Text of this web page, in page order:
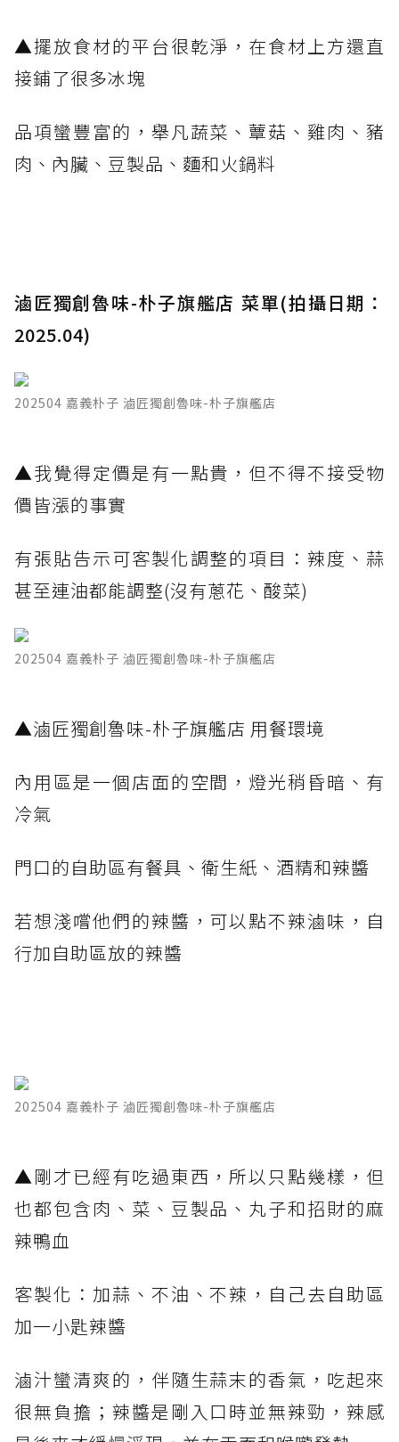
▲擺放食材的平台很乾淨，在食材上方還直
接鋪了很多冰塊
品項蠻豐富的，舉凡蔬菜、蕈菇、雞肉、豬
肉、內臟、豆製品、麵和火鍋料
滷匠獨創魯味-朴子旗艦店 菜單(拍攝日期：
2025.04)
202504 嘉義朴子 滷匠獨創魯味-朴子旗艦店
▲我覺得定價是有一點貴，但不得不接受物
價皆漲的事實
有張貼告示可客製化調整的項目：辣度、蒜
甚至連油都能調整(沒有蔥花、酸菜)
202504 嘉義朴子 滷匠獨創魯味-朴子旗艦店
▲滷匠獨創魯味-朴子旗艦店 用餐環境
內用區是一個店面的空間，燈光稍昏暗、有
冷氣
門口的自助區有餐具、衛生紙、酒精和辣醬
若想淺嚐他們的辣醬，可以點不辣滷味，自
行加自助區放的辣醬
202504 嘉義朴子 滷匠獨創魯味-朴子旗艦店
▲剛才已經有吃過東西，所以只點幾樣，但
也都包含肉、菜、豆製品、丸子和招財的麻
辣鴨血
客製化：加蒜、不油、不辣，自己去自助區
加一小匙辣醬
滷汁蠻清爽的，伴隨生蒜末的香氣，吃起來
很無負擔；辣醬是剛入口時並無辣勁，辣感